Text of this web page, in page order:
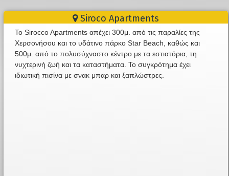
Siroco Apartments
Το Sirocco Apartments απέχει 300μ. από τις παραλίες της
Χερσονήσου και το υδάτινο πάρκο Star Beach, καθώς και
500μ. από το πολυσύχναστο κέντρο με τα εστιατόρια, τη
νυχτερινή ζωή και τα καταστήματα. Το συγκρότημα έχει
ιδιωτική πισίνα με σνακ μπαρ και ξαπλώστρες.